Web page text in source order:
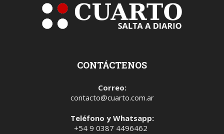
CONTÁCTENOS
Correo:
contacto@cuarto.com.ar
Teléfono y Whatsapp:
+54 9 0387 4496462